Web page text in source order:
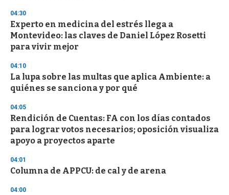
04:30
Experto en medicina del estrés llega a
Montevideo: las claves de Daniel López Rosetti
para vivir mejor
04:10
La lupa sobre las multas que aplica Ambiente: a
quiénes se sanciona y por qué
04:05
Rendición de Cuentas: FA con los días contados
para lograr votos necesarios; oposición visualiza
apoyo a proyectos aparte
04:01
Columna de APPCU: de cal y de arena
04:00